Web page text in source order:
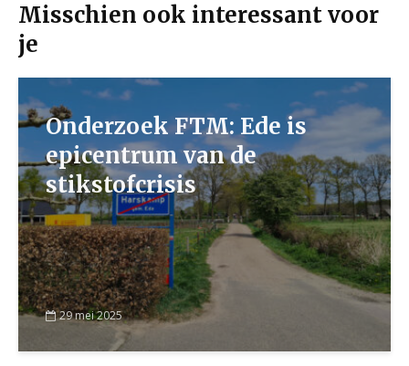
Misschien ook interessant voor
je
Onderzoek FTM: Ede is
epicentrum van de
stikstofcrisis
29 mei 2025